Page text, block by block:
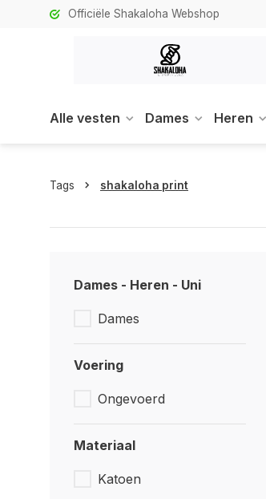
Officiële Shakaloha Webshop
Alle vesten Dames Heren
Tags shakaloha print
Dames - Heren - Uni
Dames
Voering
Ongevoerd
Materiaal
Katoen